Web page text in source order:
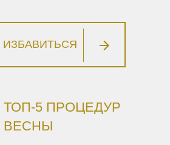
ИЗБАВИТЬСЯ
ТОП-5 ПРОЦЕДУР
ВЕСНЫ